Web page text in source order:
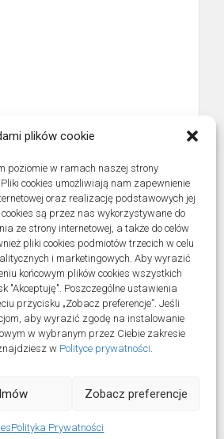
plików cookie
poziomie w ramach naszej strony
cookies umożliwiają nam zapewnienie
oraz realizację podstawowych jej
są przez nas wykorzystywane do
ze strony internetowej, a także do celów
pliki cookies podmiotów trzecich w celu
i marketingowych. Aby wyrazić
końcowym plików cookies wszystkich
"Akceptuję". Poszczególne ustawienia
przycisku „Zobacz preferencje”. Jeśli
aby wyrazić zgodę na instalowanie
w wybranym przez Ciebie zakresie
w Polityce prywatności.
Zobacz preferencje
Polityka Prywatności